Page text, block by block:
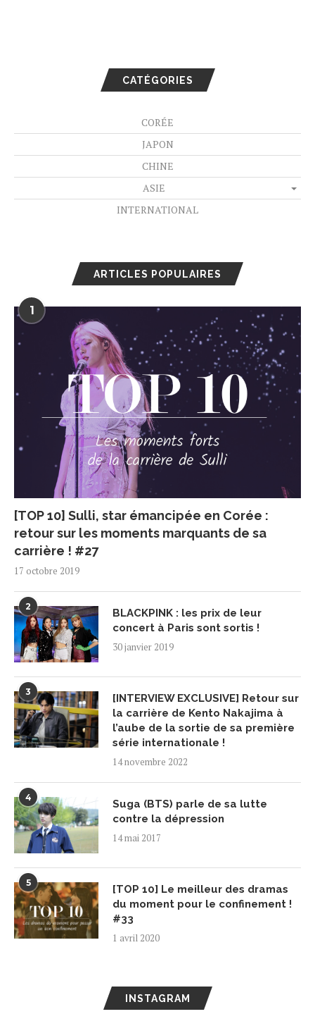
CATÉGORIES
CORÉE
JAPON
CHINE
ASIE
INTERNATIONAL
ARTICLES POPULAIRES
1
[TOP 10] Sulli, star émancipée en Corée :
retour sur les moments marquants de sa
carrière ! #27
17 octobre 2019
2
BLACKPINK : les prix de leur
concert à Paris sont sortis !
30 janvier 2019
3
[INTERVIEW EXCLUSIVE] Retour sur
la carrière de Kento Nakajima à
l’aube de la sortie de sa première
série internationale !
14 novembre 2022
4
Suga (BTS) parle de sa lutte
contre la dépression
14 mai 2017
5
[TOP 10] Le meilleur des dramas
du moment pour le confinement !
#33
1 avril 2020
INSTAGRAM